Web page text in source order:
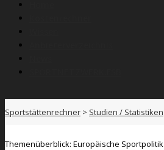
Sportstättenrechner > Studien / Statistiken
Themenüberblick: Europäische Sportpolitik